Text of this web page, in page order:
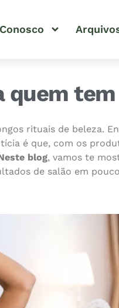
quem
rituais de beleza.
é que, com os
blog, vamos te
de salão em